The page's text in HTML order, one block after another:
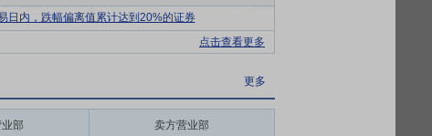
业生产资料集团、浙农股份、辉隆股份、天
农资流通企业。这其中，供销社系统农资公司
、综合服务能力弱、经营质量不高等特点，行
农资流通行业正从传统的商品购销业务模式
日内，跌幅偏离值累计达到20%的证券
点击查看更多
更多
业部 卖方营业部